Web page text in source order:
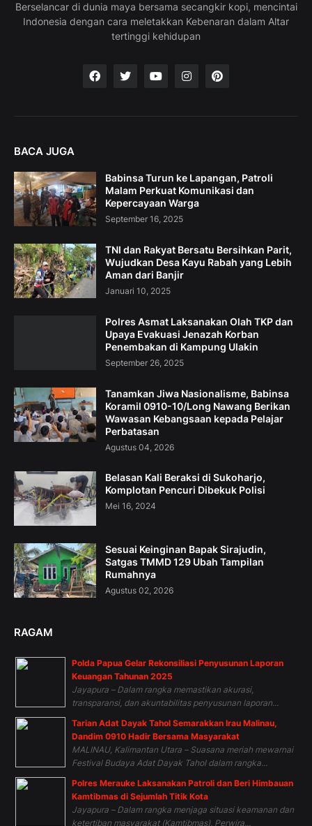
Berselancar di dunia maya bersama secangkir kopi, mencintai
Indonesia dengan cara meletakkan Kebenaran dalam Altar
tertinggi kehidupan
BACA JUGA
Babinsa Turun ke Lapangan, Patroli
Malam Perkuat Komunikasi dan
Kepercayaan Warga
September 16, 2025
TNI dan Rakyat Bersatu Bersihkan Parit,
Wujudkan Desa Kayu Rabah yang Lebih
Aman dari Banjir
Januari 10, 2025
Polres Asmat Laksanakan Olah TKP dan
Upaya Evakuasi Jenazah Korban
Penembakan di Kampung Ulakin
September 26, 2025
Tanamkan Jiwa Nasionalisme, Babinsa
Koramil 0910-10/Long Nawang Berikan
Wawasan Kebangsaan kepada Pelajar
Perbatasan
Agustus 04, 2026
Belasan Kali Beraksi di Sukoharjo,
Komplotan Pencuri Dibekuk Polisi
Mei 16, 2024
Sesuai Keinginan Bapak Sirajudin,
Satgas TMMD 129 Ubah Tampilan
Rumahnya
Agustus 02, 2026
RAGAM
Polda Papua Gelar Rekonsiliasi Penyusunan Laporan
Keuangan Tahunan 2025
Jayapura – Dalam rangka memastikan akurasi,
transparansi, dan akuntabilitas penyusunan laporan...
Tarian Adat Dayak Tahol Semarakkan Irau Malinau,
Dandim 0910 Hadir Bersama Masyarakat
MALINAU, Kalimantan Utara – Suasana meriah mewarnai
Festival Budaya Adat Dayak Tahol dalam rangka...
Polres Merauke Laksanakan Patroli dan Beri Himbauan
Kamtibmas di Sejumlah Titik Kota
Jayapura – Dalam rangka menjaga situasi keamanan dan
ketertiban masyarakat (Kamtibmas), Perwira...